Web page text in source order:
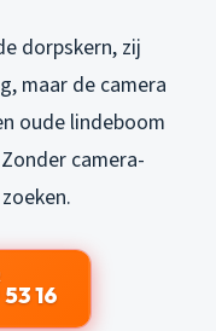
dorpskern, zij
maar de camera
oude lindeboom
camera-
16